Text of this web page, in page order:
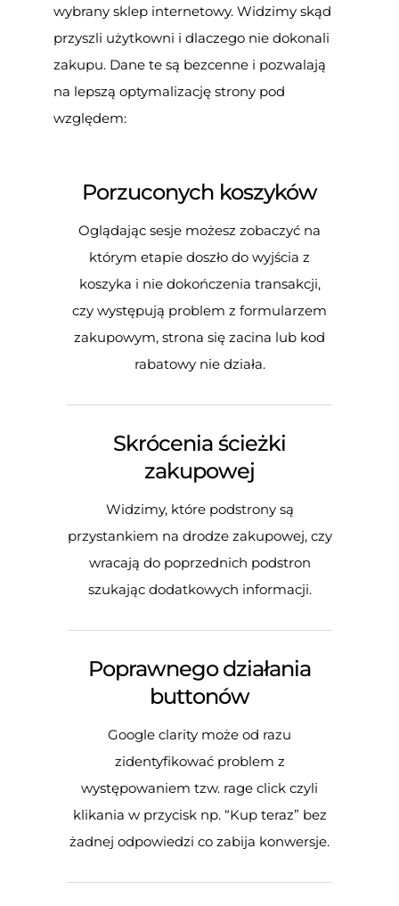
wybrany sklep internetowy. Widzimy skąd
przyszli użytkowni i dlaczego nie dokonali
zakupu. Dane te są bezcenne i pozwalają
na lepszą optymalizację strony pod
względem:
Porzuconych koszyków
Oglądając sesje możesz zobaczyć na
którym etapie doszło do wyjścia z
koszyka i nie dokończenia transakcji,
czy występują problem z formularzem
zakupowym, strona się zacina lub kod
rabatowy nie działa.
Skrócenia ścieżki
zakupowej
Widzimy, które podstrony są
przystankiem na drodze zakupowej, czy
wracają do poprzednich podstron
szukając dodatkowych informacji.
Poprawnego działania
buttonów
Google clarity może od razu
zidentyfikować problem z
występowaniem tzw. rage click czyli
klikania w przycisk np. “Kup teraz” bez
żadnej odpowiedzi co zabija konwersje.